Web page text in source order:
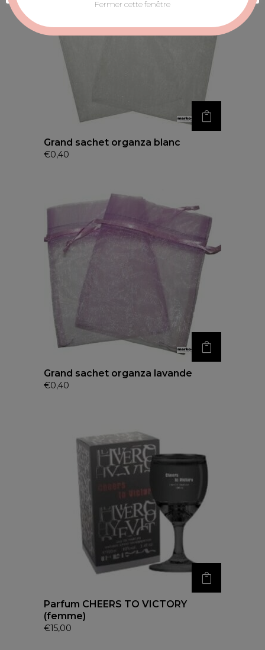
Grand sachet organza blanc
€0,40
Grand sachet organza lavande
€0,40
Parfum CHEERS TO VICTORY
(femme)
€15,00
Fermer cette fenêtre